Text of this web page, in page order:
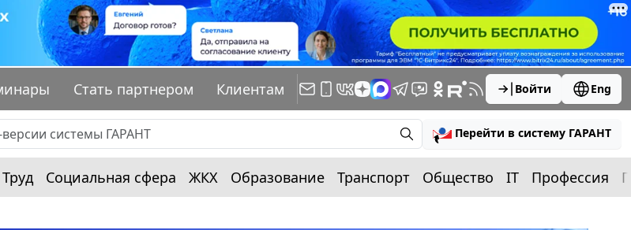
Стать партнером Клиентам Войти Eng
Перейти в систему ГАРАНТ
Труд Социальная сфера ЖКХ Образование Транспорт Общество IT Профессия